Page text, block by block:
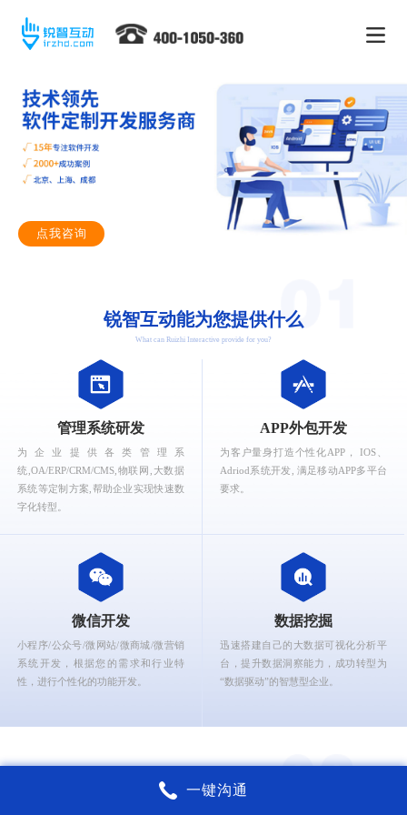
点我咨询
锐智互动能为您提供什么
What can Ruizhi Interactive provide for you?
管理系统研发
为企业提供各类管理系
统,OA/ERP/CRM/CMS,物联网,大数据
系统等定制方案,帮助企业实现快速数
字化转型。
APP外包开发
为客户量身打造个性化APP， IOS、
Adriod系统开发, 满足移动APP多平台
要求。
微信开发
小程序/公众号/微网站/微商城/微营销
系统开发，根据您的需求和行业特
性，进行个性化的功能开发。
数据挖掘
迅速搭建自己的大数据可视化分析平
台，提升数据洞察能力，成功转型为
“数据驱动”的智慧型企业。
锐智互动核心能力
一键沟通